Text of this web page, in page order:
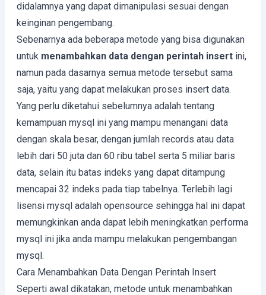
didalamnya yang dapat dimanipulasi sesuai dengan
keinginan pengembang.
Sebenarnya ada beberapa metode yang bisa digunakan
untuk menambahkan data dengan perintah insert ini,
namun pada dasarnya semua metode tersebut sama
saja, yaitu yang dapat melakukan proses insert data.
Yang perlu diketahui sebelumnya adalah tentang
kemampuan mysql ini yang mampu menangani data
dengan skala besar, dengan jumlah records atau data
lebih dari 50 juta dan 60 ribu tabel serta 5 miliar baris
data, selain itu batas indeks yang dapat ditampung
mencapai 32 indeks pada tiap tabelnya. Terlebih lagi
lisensi mysql adalah opensource sehingga hal ini dapat
memungkinkan anda dapat lebih meningkatkan performa
mysql ini jika anda mampu melakukan pengembangan
mysql.
Cara Menambahkan Data Dengan Perintah Insert
Seperti awal dikatakan, metode untuk menambahkan